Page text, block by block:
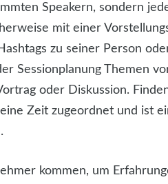
Speakern, sondern
mit einer
zu seiner Person
Sessionplanung Themen
oder Diskussion.
Zeit zugeordnet und ist
kommen, um